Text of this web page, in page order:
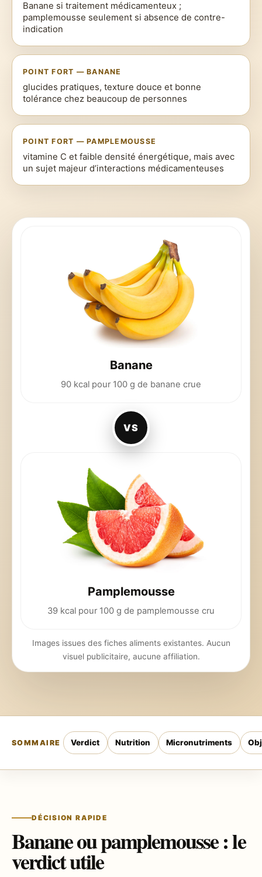
Banane si traitement médicamenteux ;
pamplemousse seulement si absence de contre-
indication
POINT FORT — BANANE
glucides pratiques, texture douce et bonne
tolérance chez beaucoup de personnes
POINT FORT — PAMPLEMOUSSE
vitamine C et faible densité énergétique, mais avec
un sujet majeur d’interactions médicamenteuses
Banane
90 kcal pour 100 g de banane crue
VS
Pamplemousse
39 kcal pour 100 g de pamplemousse cru
Images issues des fiches aliments existantes. Aucun
visuel publicitaire, aucune affiliation.
SOMMAIRE Verdict Nutrition Micronutriments
DÉCISION RAPIDE
Banane ou pamplemousse : le
verdict utile